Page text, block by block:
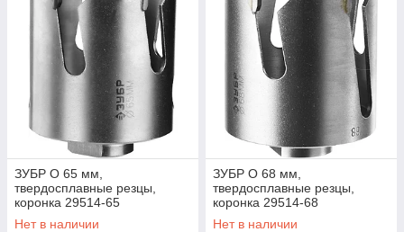
ЗУБР O 65 мм,
твердосплавные резцы,
коронка 29514-65
Профессионал
Нет в наличии
ЗУБР O 68 мм,
твердосплавные резцы,
коронка 29514-68
Профессионал
Нет в наличии